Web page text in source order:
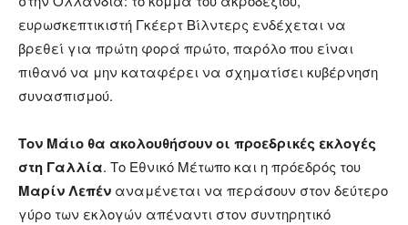
ευρωσκεπτικιστή Γκέερτ Βίλντερς ενδέχεται να
βρεθεί για πρώτη φορά πρώτο, παρόλο που είναι
πιθανό να μην καταφέρει να σχηματίσει κυβέρνηση
συνασπισμού.
Τον Μάιο θα ακολουθήσουν οι προεδρικές εκλογές
στη Γαλλία. Το Εθνικό Μέτωπο και η πρόεδρός του
Μαρίν Λεπέν αναμένεται να περάσουν στον δεύτερο
γύρο των εκλογών απέναντι στον συντηρητικό